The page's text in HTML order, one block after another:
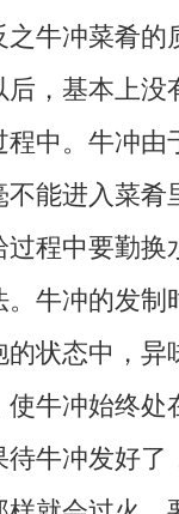
牛冲菜肴的
，基本上没
中。牛冲由
能进入菜肴
程中要勤换
牛冲的发制
状态中，异
牛冲始终处
牛冲发好了